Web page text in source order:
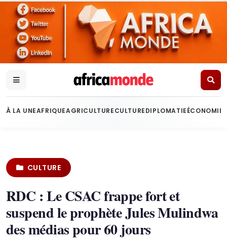
À LA UNEAFRIQUEAGRICULTURECULTUREDIPLOMATIEÉCONOMIE
CULTURE
RDC : Le CSAC frappe fort et
suspend le prophète Jules Mulindwa
des médias pour 60 jours